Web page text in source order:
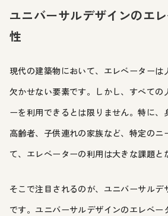
ユニバーサルデザインのエ
性
現代の建築物において、エレベーターは
欠かせない要素です。しかし、すべての
ーを利用できるとは限りません。特に、
高齢者、子供連れの家族など、特定のニ
て、エレベーターの利用は大きな課題と
そこで注目されるのが、ユニバーサルデ
です。ユニバーサルデザインのエレベー